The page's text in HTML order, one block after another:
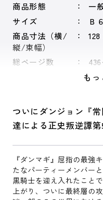
商品形態
一
サイズ
Ｂ
商品寸法（横/
縦/束幅）
総ページ数
もっ
ついにダンジョン『
達による正史叛逆譚第
『ダンマギ』屈指の最強
たなパーティーメンバー
黒騎士を迎え入れたこと
上がり、ついに最終層の